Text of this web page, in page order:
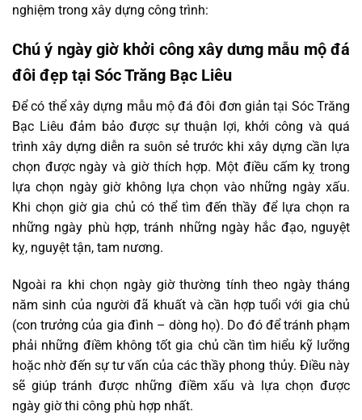
nghiệm trong xây dựng công trình:
Chú ý ngày giờ khởi công xây dưng mẫu mộ đá
đôi đẹp tại Sóc Trăng Bạc Liêu
Để có thể xây dựng mẫu mộ đá đôi đơn giản tại Sóc Trăng
Bạc Liêu đảm bảo được sự thuận lợi, khởi công và quá
trình xây dựng diễn ra suôn sẻ trước khi xây dựng cần lựa
chọn được ngày và giờ thích hợp. Một điều cấm kỵ trong
lựa chọn ngày giờ không lựa chọn vào những ngày xấu.
Khi chọn giờ gia chủ có thể tìm đến thầy để lựa chọn ra
những ngày phù hợp, tránh những ngày hắc đạo, nguyệt
kỵ, nguyệt tận, tam nương.
Ngoài ra khi chọn ngày giờ thường tính theo ngày tháng
năm sinh của người đã khuất và cần hợp tuổi với gia chủ
(con trưởng của gia đình – dòng họ). Do đó để tránh phạm
phải những điềm không tốt gia chủ cần tìm hiểu kỹ lưỡng
hoặc nhờ đến sự tư vấn của các thầy phong thủy. Điều này
sẽ giúp tránh được những điềm xấu và lựa chọn được
ngày giờ thi công phù hợp nhất.